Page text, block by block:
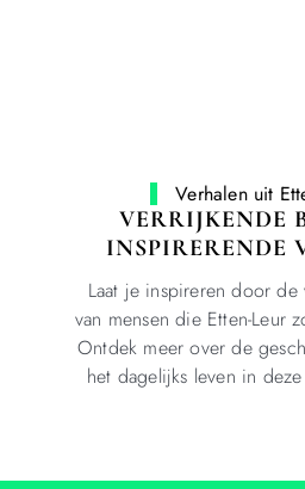
Verhalen uit
VERRIJKENDE
INSPIRERENDE
Laat je inspireren door de
van mensen die Etten-Leur
Ontdek meer over de
het dagelijks leven in